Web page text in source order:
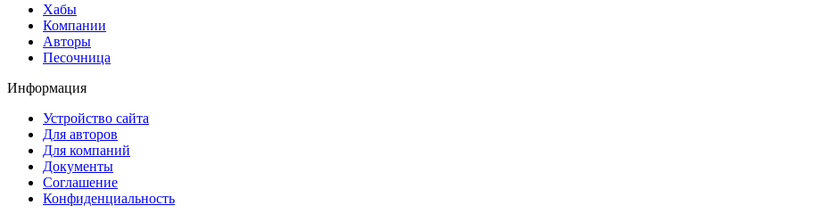
Хабы
Компании
Авторы
Песочница
Информация
Устройство сайта
Для авторов
Для компаний
Документы
Соглашение
Конфиденциальность